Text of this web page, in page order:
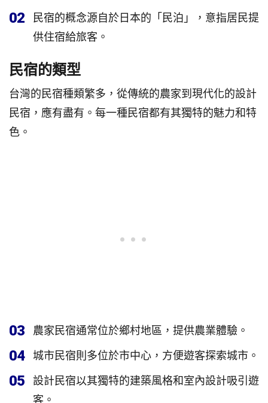
02
民宿的概念源自於日本的「民泊」，意指居民提
供住宿給旅客。
民宿的類型
台灣的民宿種類繁多，從傳統的農家到現代化的設計
民宿，應有盡有。每一種民宿都有其獨特的魅力和特
色。
03 農家民宿通常位於鄉村地區，提供農業體驗。
04 城市民宿則多位於市中心，方便遊客探索城市。
05
設計民宿以其獨特的建築風格和室內設計吸引遊
客。